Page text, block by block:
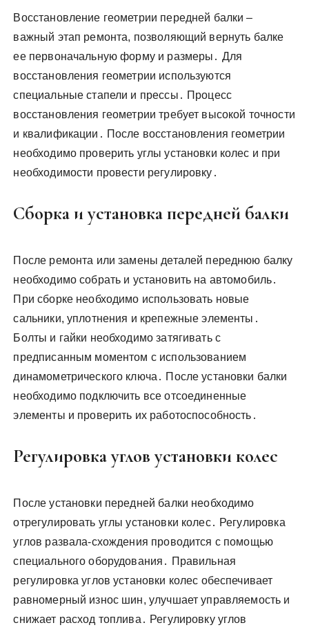
Восстановление геометрии передней балки –
важный этап ремонта, позволяющий вернуть балке
ее первоначальную форму и размеры․ Для
восстановления геометрии используются
специальные стапели и прессы․ Процесс
восстановления геометрии требует высокой точности
и квалификации․ После восстановления геометрии
необходимо проверить углы установки колес и при
необходимости провести регулировку․
Сборка и установка передней балки
После ремонта или замены деталей переднюю балку
необходимо собрать и установить на автомобиль․
При сборке необходимо использовать новые
сальники, уплотнения и крепежные элементы․
Болты и гайки необходимо затягивать с
предписанным моментом с использованием
динамометрического ключа․ После установки балки
необходимо подключить все отсоединенные
элементы и проверить их работоспособность․
Регулировка углов установки колес
После установки передней балки необходимо
отрегулировать углы установки колес․ Регулировка
углов развала-схождения проводится с помощью
специального оборудования․ Правильная
регулировка углов установки колес обеспечивает
равномерный износ шин, улучшает управляемость и
снижает расход топлива․ Регулировку углов